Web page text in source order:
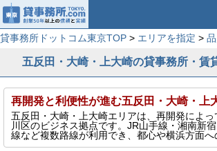
貸事務所ドットコム東京TOP > エリアを指定 >
五反田・大崎・上大崎の貸事務所・賃
再開発と利便性が進む五反田・大崎・上
五反田・大崎・上大崎エリアは、再開発によ
川区のビジネス拠点です。JR山手線・湘南新
線など複数路線が利用でき、都心や横浜方面へ
好。五反田はベンチャー企業やIT関連企業の集